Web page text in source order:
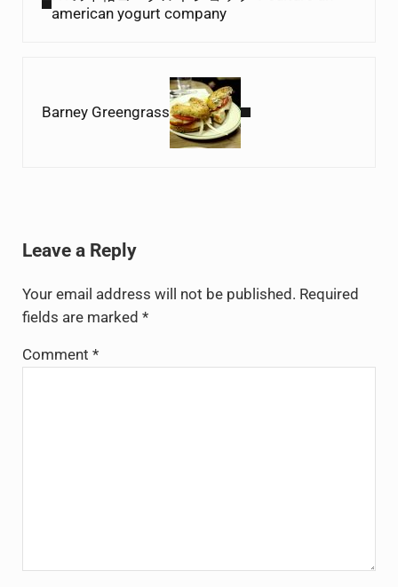
american yogurt company
Barney Greengrass
Leave a Reply
Your email address will not be published. Required
fields are marked *
Comment *